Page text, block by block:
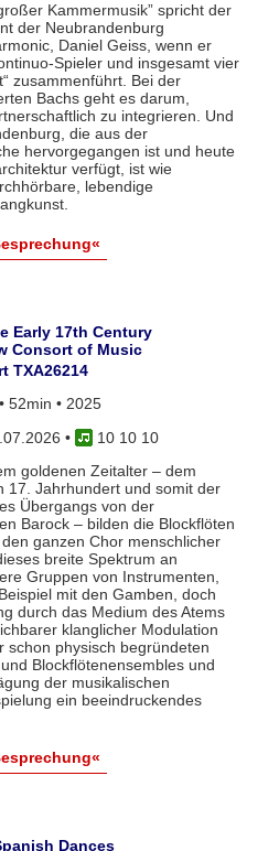
Kammermusik” spricht der
der Neubrandenburg
Daniel Geiss, wenn er
Spieler und insgesamt vier
zusammenführt. Bei der
Bachs geht es darum,
zu integrieren. Und
die aus der
hervorgegangen ist und heute
verfügt, ist wie
lebendige
Early 17th Century
Consort of Music
TXA26214
52min • 2025
•
10 10 10
goldenen Zeitalter – dem
17. Jahrhundert und somit der
Übergangs von der
Barock – bilden die Blockflöten
ganzen Chor menschlicher
breite Spektrum an
Gruppen von Instrumenten,
mit den Gamben, doch
durch das Medium des Atems
klanglicher Modulation
schon physisch begründeten
Blockflö­tenensembles und
der musikalischen
ein beeindruckendes
Dances